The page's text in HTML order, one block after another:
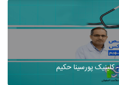
کلینیک پورسینا حکیم